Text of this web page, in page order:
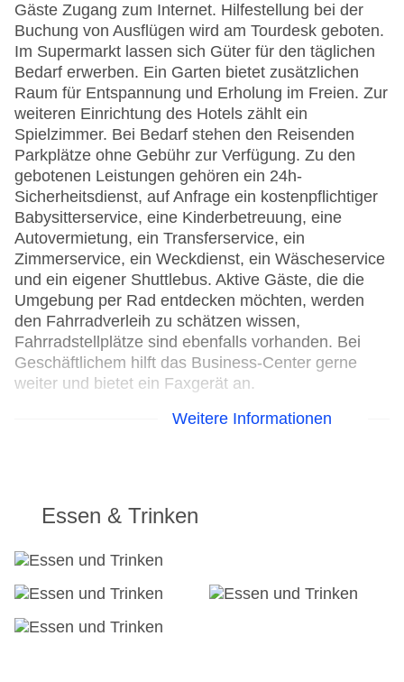
Gäste Zugang zum Internet. Hilfestellung bei der
Buchung von Ausflügen wird am Tourdesk geboten.
Im Supermarkt lassen sich Güter für den täglichen
Bedarf erwerben. Ein Garten bietet zusätzlichen
Raum für Entspannung und Erholung im Freien. Zur
weiteren Einrichtung des Hotels zählt ein
Spielzimmer. Bei Bedarf stehen den Reisenden
Parkplätze ohne Gebühr zur Verfügung. Zu den
gebotenen Leistungen gehören ein 24h-
Sicherheitsdienst, auf Anfrage ein kostenpflichtiger
Babysitterservice, eine Kinderbetreuung, eine
Autovermietung, ein Transferservice, ein
Zimmerservice, ein Weckdienst, ein Wäscheservice
und ein eigener Shuttlebus. Aktive Gäste, die die
Umgebung per Rad entdecken möchten, werden
den Fahrradverleih zu schätzen wissen,
Fahrradstellplätze sind ebenfalls vorhanden. Bei
Geschäftlichem hilft das Business-Center gerne
weiter und bietet ein Faxgerät an.
Konferenzraum: gegen Gebühr
Garten: ohne Gebühr
Hotelsafe
WLAN/WiFi im Hotel
Minimarkt
Weitere Informationen
Essen & Trinken